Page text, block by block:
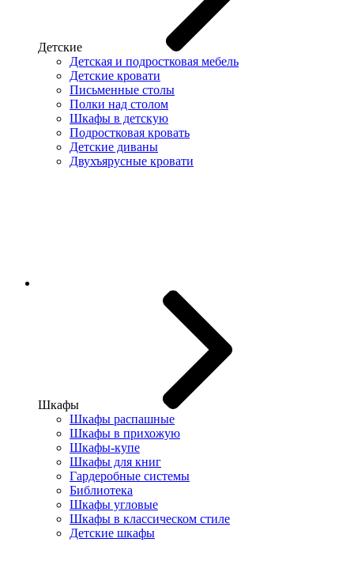
Детские
Детская и подростковая мебель
Детские кровати
Письменные столы
Полки над столом
Шкафы в детскую
Подростковая кровать
Детские диваны
Двухъярусные кровати
Шкафы
Шкафы распашные
Шкафы в прихожую
Шкафы-купе
Шкафы для книг
Гардеробные системы
Библиотека
Шкафы угловые
Шкафы в классическом стиле
Детские шкафы